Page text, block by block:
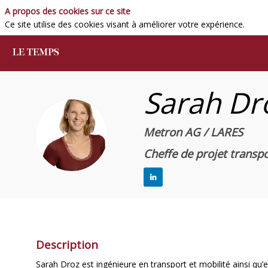
SD
Sarah
Metron AG / LARES
Cheffe de projet
Description
Sarah Droz est ingénieure en transport et mobilité ainsi
A propos des cookies sur ce site
Ce site utilise des cookies visant à améliorer votre expérience.